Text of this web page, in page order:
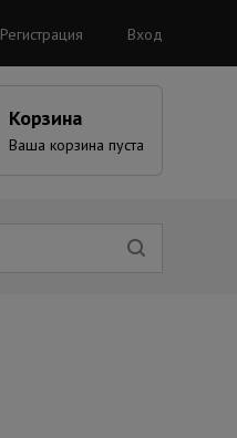
Регистрация Вход
Корзина
Ваша корзина пуста